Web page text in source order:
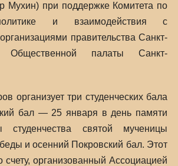
Мухин) при поддержке Комитета по
и взаимодействия с
правительства Санкт-
Общественной палаты Санкт-
организует три студенческих бала
бал — 25 января в день памяти
студенчества святой мученицы
и осенний Покровский бал. Этот
счету, организованный Ассоциацией